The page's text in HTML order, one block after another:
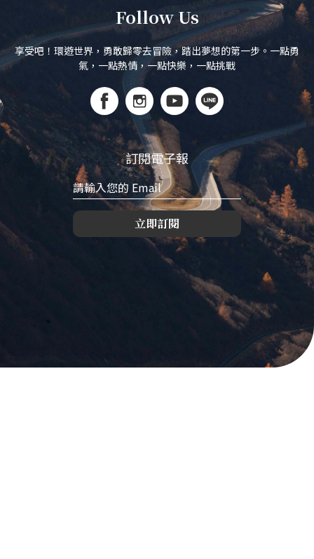
Follow Us
享受吧！環遊世界，勇敢歸零去冒險，踏出夢想的第一步。一點勇
氣，一點熱情，一點快樂，一點挑戰
訂閱電子報
立即訂閱